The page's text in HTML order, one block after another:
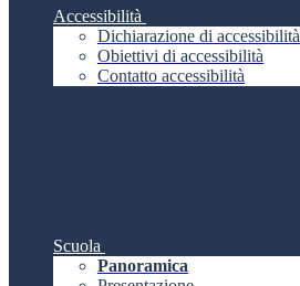
Accessibilità
Dichiarazione di accessibilità
Obiettivi di accessibilità
Contatto accessibilità
Scuola
Panoramica